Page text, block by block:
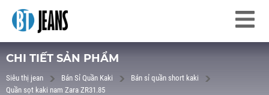
CHI TIẾT SẢN PHẨM
Siêu thị jean Bán Sỉ Quần Kaki
Bán sỉ quần short kaki
Quần sọt kaki nam Zara ZR31.85